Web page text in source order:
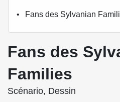
Fans des Sylvanian
Fans des
Families
Scénario, Dessin